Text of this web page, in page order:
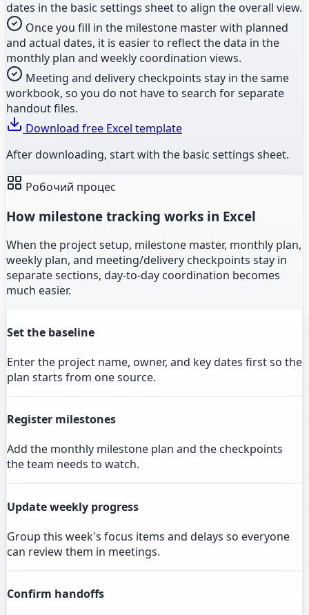
dates in the basic settings sheet to align the overall view.
Once you fill in the milestone master with planned
and actual dates, it is easier to reflect the data in the
monthly plan and weekly coordination views.
Meeting and delivery checkpoints stay in the same
workbook, so you do not have to search for separate
handout files.
Download free Excel template
After downloading, start with the basic settings sheet.
Робочий процес
How milestone tracking works in Excel
When the project setup, milestone master, monthly plan,
weekly plan, and meeting/delivery checkpoints stay in
separate sections, day-to-day coordination becomes
much easier.
Set the baseline
Enter the project name, owner, and key dates first so the
plan starts from one source.
Register milestones
Add the monthly milestone plan and the checkpoints
the team needs to watch.
Update weekly progress
Group this week's focus items and delays so everyone
can review them in meetings.
Confirm handoffs